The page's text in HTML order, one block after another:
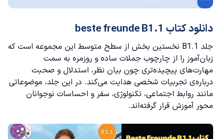
دانلود کتاب beste freunde B1.1
جلد B1.1 نخستین بخش از سطح متوسط این مجموعه است که
زبان‌آموز را از چارچوب جملات ساده و روزمره به سمت
مهارت‌های پیچیده‌تری چون بیان نظر، استدلال و صحبت
درباره‌ی تجربیات شخصی هدایت می‌کند. در این جلد، موضوعاتی
مانند روابط اجتماعی، تکنولوژی، سفر و احساسات نوجوانان
محور آموزش قرار گرفته‌اند.